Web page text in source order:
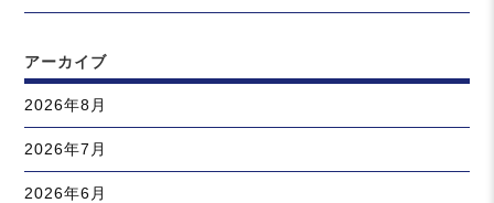
アーカイブ
2026年8月
2026年7月
2026年6月